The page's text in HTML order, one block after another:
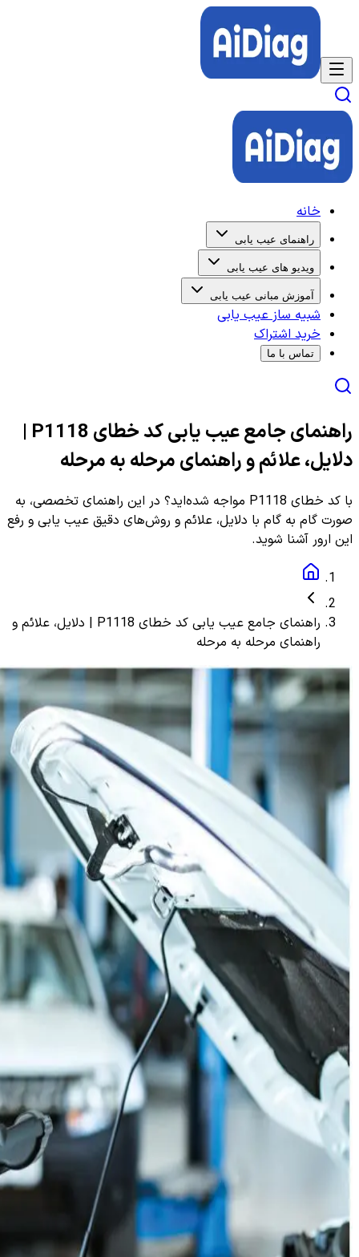
خانه
راهنمای عیب یابی
ویدیو های عیب یابی
آموزش مبانی عیب یابی
شبیه ساز عیب یابی
خرید اشتراک
تماس با ما
راهنمای جامع عیب یابی کد خطای P1118 |
دلایل، علائم و راهنمای مرحله به مرحله
با کد خطای P1118 مواجه شده‌اید؟ در این راهنمای تخصصی، به
صورت گام به گام با دلایل، علائم و روش‌های دقیق عیب یابی و رفع
این ارور آشنا شوید.
راهنمای جامع عیب یابی کد خطای P1118 | دلایل، علائم و
راهنمای مرحله به مرحله